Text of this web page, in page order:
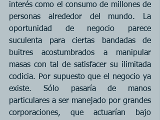
interés como el consumo de millones de
personas alrededor del mundo. La
oportunidad de negocio parece
suculenta para ciertas bandadas de
buitres acostumbrados a manipular
masas con tal de satisfacer su ilimitada
codicia. Por supuesto que el negocio ya
existe. Sólo pasaría de manos
particulares a ser manejado por grandes
corporaciones, que actuarían bajo